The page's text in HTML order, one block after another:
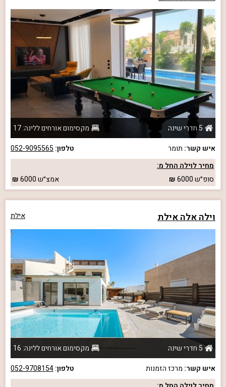
5 חדרי שינה
מקסימום אורחים ללינה: 17
איש קשר: תומר טלפון: 052-9095565
מחיר לוילה החל מ:
סופ״ש6000 אמצ״ש6000
וילה אלה אילת אילת
5 חדרי שינה
מקסימום אורחים ללינה: 16
איש קשר: מרכז הזמנות טלפון:052-9708154